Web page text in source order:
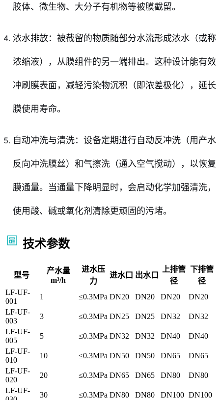
胶体、微生物、大分子有机物等被膜截留。
浓水排放：被截留的物质随部分水流形成浓水（或称
浓缩液），从膜组件的另一端排出。这种设计能有效
冲刷膜表面，减轻污染物沉积（即浓差极化），延长
膜使用寿命。
自动冲洗与清洗：设备定期进行自动反冲洗（用产水
反向冲洗膜丝）和气擦洗（通入空气搅动），以恢复
膜通量。当通量下降明显时，会启动化学加强清洗，
使用酸、碱或氧化剂清除更顽固的污堵。
技术参数
型号
产水量
m³/h
进水压
力
进水口 出水口
上排管
径
下排管
径
LF-UF-
001
1 ≤0.3MPa DN20 DN20 DN20
DN20
LF-UF-
003
3 ≤0.3MPa DN25 DN25 DN32
DN32
LF-UF-
005
5 ≤0.3MPa DN32 DN32 DN40
DN40
LF-UF-
010
10 ≤0.3MPa DN50 DN50 DN65
DN65
LF-UF-
020
20 ≤0.3MPa DN65 DN65 DN80
DN80
LF-UF-
30 ≤0.3MPa DN80 DN80 DN100 DN100